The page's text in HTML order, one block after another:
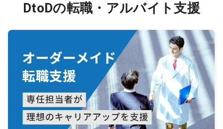
DtoDの転職・アルバイト支援